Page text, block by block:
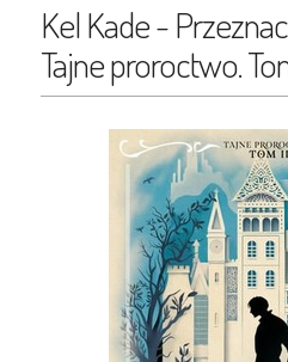
Kel Kade -
Tajne proroctwo.